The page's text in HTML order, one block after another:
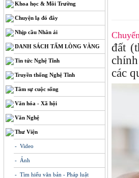
Khoa học & Môi Trường
Chuyện lạ đó đây
Nhịp cầu Nhân ái
DANH SÁCH TẤM LÒNG VÀNG
Tin tức Nghệ Tĩnh
Truyền thống Nghệ Tĩnh
Tâm sự cuộc sống
Văn hóa - Xã hội
Văn Nghệ
Thư Viện
- Video
- Ảnh
- Tìm hiểu văn bản - Pháp luật
đất
các